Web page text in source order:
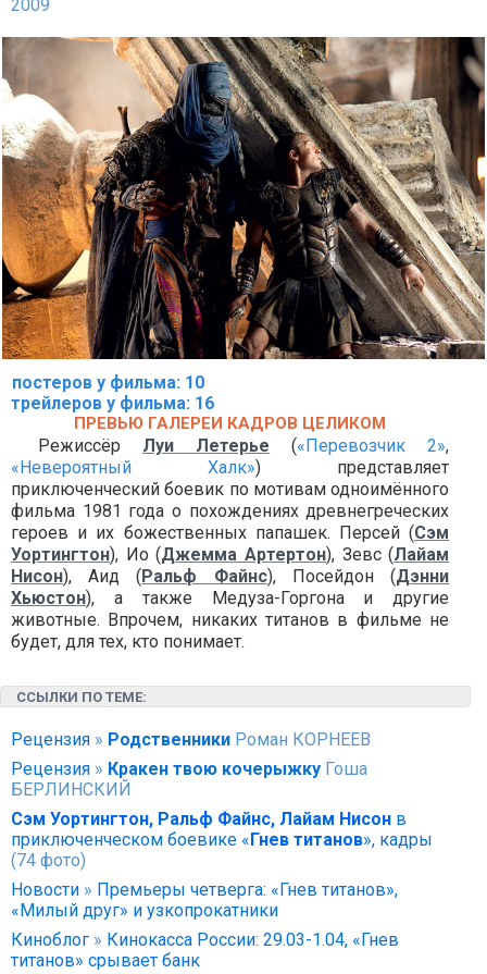
2009
постеров у фильма: 10
трейлеров у фильма: 16
ПРЕВЬЮ ГАЛЕРЕИ КАДРОВ ЦЕЛИКОМ
Режиссёр Луи Летерье («Перевозчик 2»,
«Невероятный Халк») представляет
приключенческий боевик по мотивам одноимённого
фильма 1981 года о похождениях древнегреческих
героев и их божественных папашек. Персей (Сэм
Уортингтон), Ио (Джемма Артертон), Зевс (Лайам
Нисон), Аид (Ральф Файнс), Посейдон (Дэнни
Хьюстон), а также Медуза-Горгона и другие
животные. Впрочем, никаких титанов в фильме не
будет, для тех, кто понимает.
ССЫЛКИ ПО ТЕМЕ:
Рецензия » Родственники Роман КОРНЕЕВ
Рецензия » Кракен твою кочерыжку Гоша
БЕРЛИНСКИЙ
Сэм Уортингтон, Ральф Файнс, Лайам Нисон в
приключенческом боевике «Гнев титанов», кадры
(74 фото)
Новости » Премьеры четверга: «Гнев титанов»,
«Милый друг» и узкопрокатники
Киноблог » Кинокасса России: 29.03-1.04, «Гнев
титанов» срывает банк